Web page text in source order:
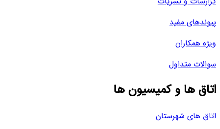
پیوندهای مفید
ویژه همکاران
سوالات متداول
اتاق ها و کمیسیون ها
اتاق های شهرستان